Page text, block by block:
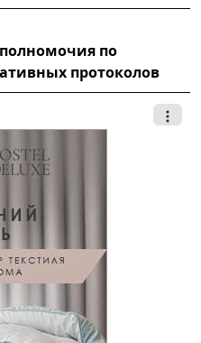
по
протоколов